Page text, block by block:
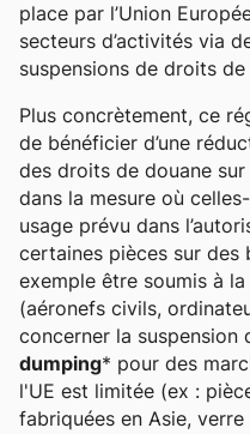
place par l’Union
secteurs d’activités via
suspensions de droits de
Plus concrètement, ce
de bénéficier d’une
des droits de douane
dans la mesure où
usage prévu dans
certaines pièces sur des
exemple être soumis à
(aéronefs civils,
concerner la suspension
dumping* pour des
l'UE est limitée (ex :
fabriquées en Asie,